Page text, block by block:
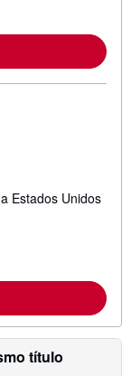
Estados Unidos
título